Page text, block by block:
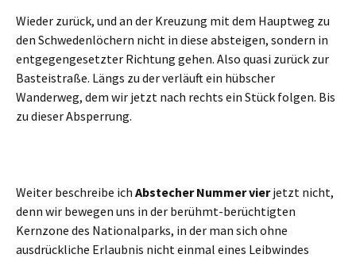
Wieder zurück, und an der Kreuzung mit dem Hauptweg zu
den Schwedenlöchern nicht in diese absteigen, sondern in
entgegengesetzter Richtung gehen. Also quasi zurück zur
Basteistraße. Längs zu der verläuft ein hübscher
Wanderweg, dem wir jetzt nach rechts ein Stück folgen. Bis
zu dieser Absperrung.
Weiter beschreibe ich Abstecher Nummer vierjetzt nicht,
denn wir bewegen uns in der berühmt-berüchtigten
Kernzone des Nationalparks, in der man sich ohne
ausdrückliche Erlaubnis nicht einmal eines Leibwindes